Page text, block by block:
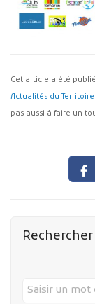
Cet article a été
Actualités du
pas aussi à faire un